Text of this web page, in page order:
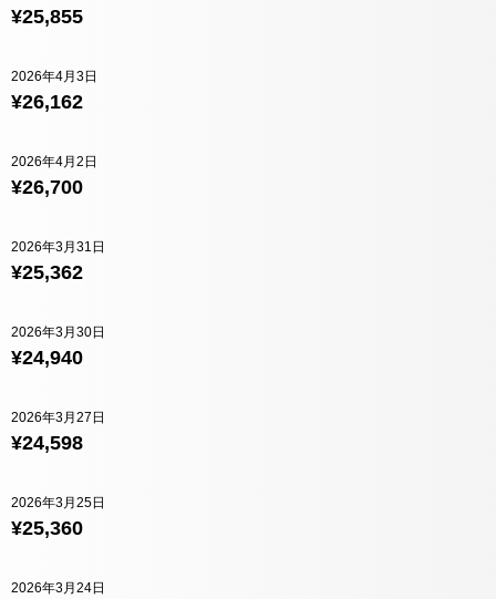
¥25,855
¥26,162
2026年4月3日
¥26,700
2026年4月2日
¥25,362
2026年3月31日
¥24,940
2026年3月30日
¥24,598
2026年3月27日
¥25,360
2026年3月25日
2026年3月24日